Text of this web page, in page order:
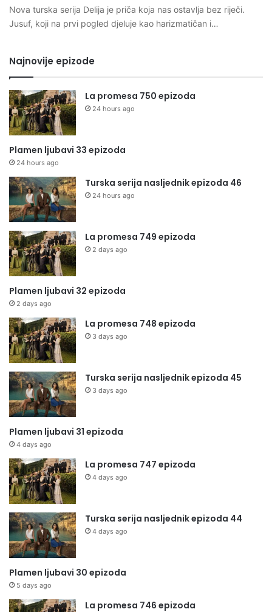
Nova turska serija Delija je priča koja nas ostavlja bez riječi.
Jusuf, koji na prvi pogled djeluje kao harizmatičan i…
Najnovije epizode
La promesa 750 epizoda
24 hours ago
Plamen ljubavi 33 epizoda
24 hours ago
Turska serija nasljednik epizoda 46
24 hours ago
La promesa 749 epizoda
2 days ago
Plamen ljubavi 32 epizoda
2 days ago
La promesa 748 epizoda
3 days ago
Turska serija nasljednik epizoda 45
3 days ago
Plamen ljubavi 31 epizoda
4 days ago
La promesa 747 epizoda
4 days ago
Turska serija nasljednik epizoda 44
4 days ago
Plamen ljubavi 30 epizoda
5 days ago
La promesa 746 epizoda